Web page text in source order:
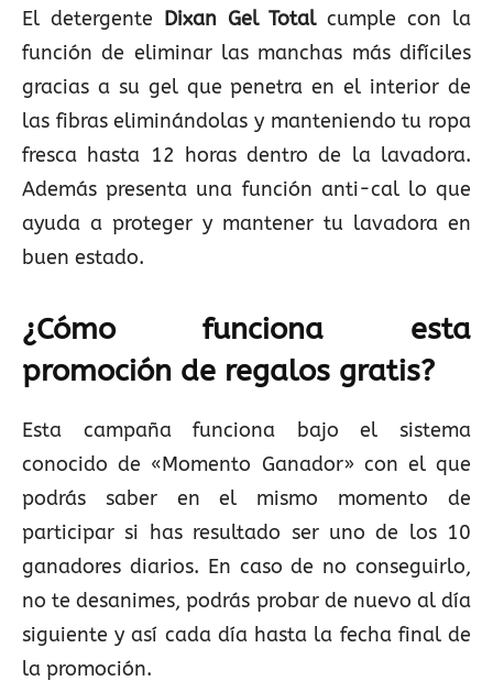
El detergente Dixan Gel Totalcumple con la
función de eliminar las manchas más difíciles
gracias a su gel que penetra en el interior de
las fibras eliminándolas y manteniendo tu ropa
fresca hasta 12 horas dentro de la lavadora.
Además presenta una función anti-cal lo que
ayuda a proteger y mantener tu lavadora en
buen estado.
¿Cómo funciona esta
promoción de regalos gratis?
Esta campaña funciona bajo el sistema
conocido de «Momento Ganador» con el que
podrás saber en el mismo momento de
participar si has resultado ser uno de los 10
ganadores diarios. En caso de no conseguirlo,
no te desanimes, podrás probar de nuevo al día
siguiente y así cada día hasta la fecha final de
la promoción.